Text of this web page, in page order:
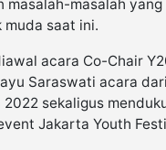
masalah-masalah
muda saat ini.
acara Co-Chair
Saraswati acara
sekaligus
Jakarta Youth